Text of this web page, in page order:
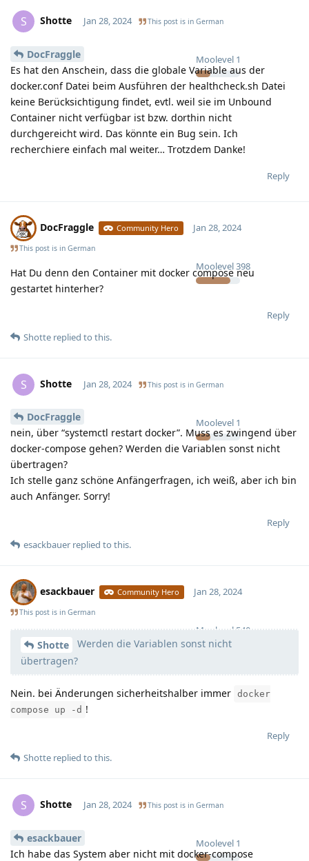
S Shotte
Moolevel 1
Jan 28, 2024 This post is in German
DocFraggle
Es hat den Anschein, dass die globale Variable aus der
docker.conf Datei beim Ausführen der healthcheck.sh Datei
keine Berücksichtigung findet, evtl. weil sie im Unbound
Container nicht verfügbar ist bzw. dorthin nicht
durchgereicht wird. Das könnte ein Bug sein. Ich
recherchiere einfach mal weiter… Trotzdem Danke!
Reply
DocFraggle Community Hero
Moolevel398
Jan 28, 2024
This post is in German
Hat Du denn den Container mit docker compose neu
gestartet hinterher?
Reply
Shotte replied to this.
S Shotte
Moolevel 1
Jan 28, 2024 This post is in German
DocFraggle
nein, über “systemctl restart docker”. Muss es zwingend über
docker-compose gehen? Werden die Variablen sonst nicht
übertragen?
Ich stelle ganz schöne Anfängerfragen, ich weiß, aber ich bin
auch Anfänger. Sorry!
Reply
esackbauer replied to this.
esackbauer Community Hero
Moolevel 540
Jan 28, 2024
This post is in German
Shotte
Werden die Variablen sonst nicht
übertragen?
Nein. bei Änderungen sicherheitshalber immer docker
compose up -d !
Reply
Shotte replied to this.
S Shotte
Moolevel 1
Jan 28, 2024 This post is in German
esackbauer
Ich habe das System aber nicht mit docker-compose